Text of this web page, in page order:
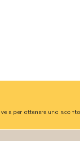
e per ottenere uno